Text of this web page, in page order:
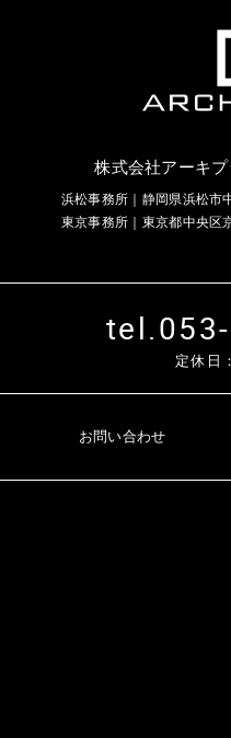
株式会社アーキ
浜松事務所｜静岡県浜松市
東京事務所｜東京都中央
定休日
お問い合わせ